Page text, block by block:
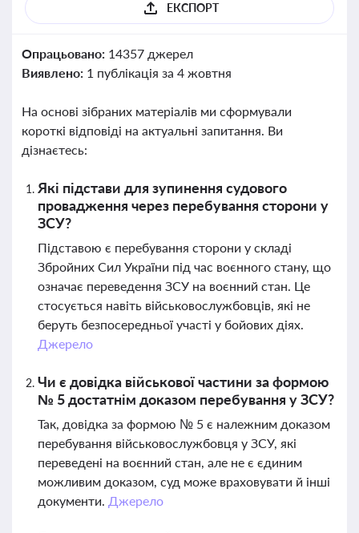
ЕКСПОРТ
Опрацьовано: 14357 джерел
Виявлено: 1 публікація за 4 жовтня
На основі зібраних матеріалів ми сформували
короткі відповіді на актуальні запитання. Ви
дізнаєтесь:
Які підстави для зупинення судового
провадження через перебування сторони у
ЗСУ?
Підставою є перебування сторони у складі
Збройних Сил України під час воєнного стану, що
означає переведення ЗСУ на воєнний стан. Це
стосується навіть військовослужбовців, які не
беруть безпосередньої участі у бойових діях.
Джерело
Чи є довідка військової частини за формою
№ 5 достатнім доказом перебування у ЗСУ?
Так, довідка за формою № 5 є належним доказом
перебування військовослужбовця у ЗСУ, які
переведені на воєнний стан, але не є єдиним
можливим доказом, суд може враховувати й інші
документи. Джерело